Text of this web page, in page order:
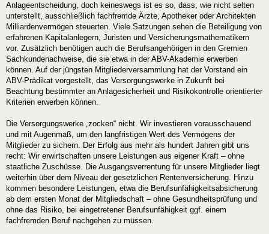
Anlageentscheidung, doch keineswegs ist es so, dass, wie nicht selten
unterstellt, ausschließlich fachfremde Ärzte, Apotheker oder Architekten
Milliardenvermögen steuerten. Viele Satzungen sehen die Beteiligung von
erfahrenen Kapitalanlegern, Juristen und Versicherungsmathematikern
vor. Zusätzlich benötigen auch die Berufsangehörigen in den Gremien
Sachkundenachweise, die sie etwa in der ABV-Akademie erwerben
können. Auf der jüngsten Mitgliederversammlung hat der Vorstand ein
ABV-Prädikat vorgestellt, das Versorgungswerke in Zukunft bei
Beachtung bestimmter an Anlagesicherheit und Risikokontrolle orientierter
Kriterien erwerben können.
Die Versorgungswerke „zocken“ nicht. Wir investieren vorausschauend
und mit Augenmaß, um den langfristigen Wert des Vermögens der
Mitglieder zu sichern. Der Erfolg aus mehr als hundert Jahren gibt uns
recht: Wir erwirtschaften unsere Leistungen aus eigener Kraft – ohne
staatliche Zuschüsse. Die Ausgangsverrentung für unsere Mitglieder liegt
weiterhin über dem Niveau der gesetzlichen Rentenversicherung. Hinzu
kommen besondere Leistungen, etwa die Berufsunfähigkeitsabsicherung
ab dem ersten Monat der Mitgliedschaft – ohne Gesundheitsprüfung und
ohne das Risiko, bei eingetretener Berufsunfähigkeit ggf. einem
fachfremden Beruf nachgehen zu müssen.